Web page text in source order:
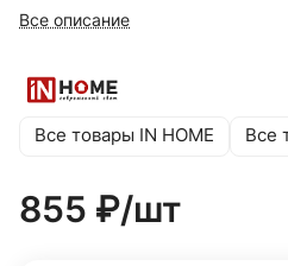
для равномерной фасадной
проникновения влаги и пыли.
защищает от атмосферных
Все описание
Все товары IN HOME Все
855 ₽/шт